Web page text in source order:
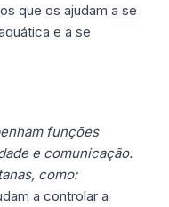
que os ajudam a se
e a se
funções
e comunicação.
como:
a controlar a